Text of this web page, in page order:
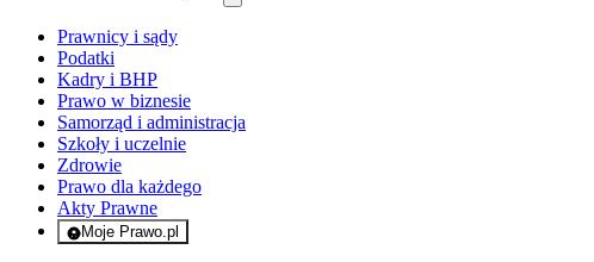
Prawnicy i sądy
Podatki
Kadry i BHP
Prawo w biznesie
Samorząd i administracja
Szkoły i uczelnie
Zdrowie
Prawo dla każdego
Akty Prawne
Moje Prawo.pl
- rejestracja i logowanie do serwisu